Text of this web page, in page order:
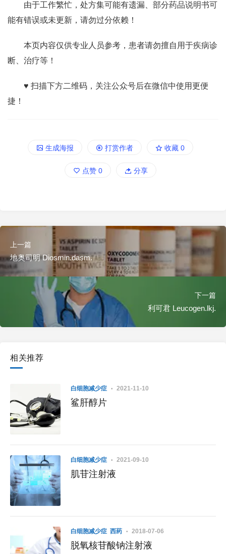
由于工作繁忙，处方集可能有遗漏、部分药品说明书可
能有错误或未更新，请勿过分依赖！
本页内容仅供专业人员参考，患者请勿擅自用于疾病诊
断、治疗等！
♥ 扫描下方二维码，关注公众号后在微信中使用更便
捷！
生成海报 打赏作者 收藏 0
点赞 0 分享
上一篇
地奥司明 Diosmin.dasm.
下一篇
利可君 Leucogen.lkj.
相关推荐
白细胞减少症 2021-11-10
鲨肝醇片
白细胞减少症 2021-09-10
肌苷注射液
白细胞减少症 西药 2018-07-06
脱氧核苷酸钠注射液